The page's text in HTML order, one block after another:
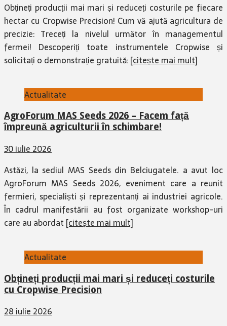
Obțineți producții mai mari și reduceți costurile pe fiecare
hectar cu Cropwise Precision! Cum vă ajută agricultura de
precizie: Treceți la nivelul următor în managementul
fermei! Descoperiți toate instrumentele Cropwise și
solicitați o demonstrație gratuită:[citește mai mult]
Actualitate
AgroForum MAS Seeds 2026 – Facem față
împreună agriculturii în schimbare!
30 iulie 2026
Astăzi, la sediul MAS Seeds din Belciugatele. a avut loc
AgroForum MAS Seeds 2026, eveniment care a reunit
fermieri, specialiști și reprezentanți ai industriei agricole.
În cadrul manifestării au fost organizate workshop-uri
care au abordat [citește mai mult]
Actualitate
Obțineți producții mai mari și reduceți costurile
cu Cropwise Precision
28 iulie 2026